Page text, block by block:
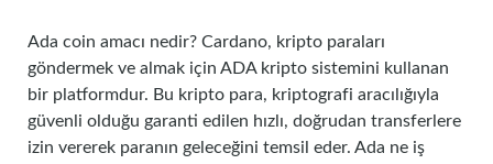
Ada coin amacı nedir? Cardano, kripto paraları
göndermek ve almak için ADA kripto sistemini kullanan
bir platformdur. Bu kripto para, kriptografi aracılığıyla
güvenli olduğu garanti edilen hızlı, doğrudan transferlere
izin vererek paranın geleceğini temsil eder. Ada ne iş